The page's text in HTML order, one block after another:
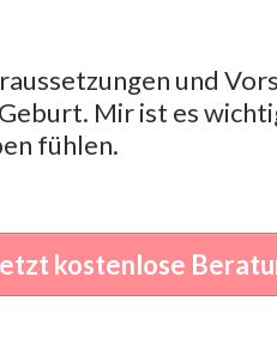
und
Mir ist es
fühlen.
kostenlose